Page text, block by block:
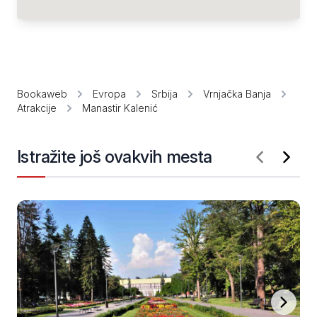
Bookaweb Evropa Srbija
Vrnjačka Banja
Atrakcije
Manastir Kalenić
Istražite još ovakvih mesta